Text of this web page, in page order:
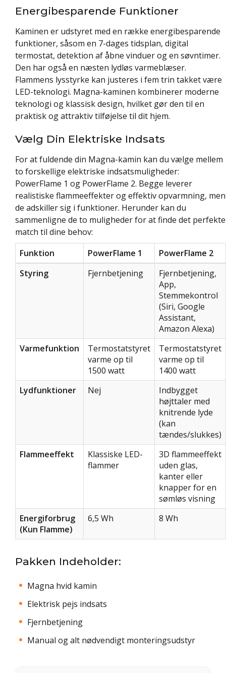
Energibesparende Funktioner
Kaminen er udstyret med en række energibesparende
funktioner, såsom en 7-dages tidsplan, digital
termostat, detektion af åbne vinduer og en søvntimer.
Den har også en næsten lydløs varmeblæser.
Flammens lysstyrke kan justeres i fem trin takket være
LED-teknologi. Magna-kaminen kombinerer moderne
teknologi og klassisk design, hvilket gør den til en
praktisk og attraktiv tilføjelse til dit hjem.
Vælg Din Elektriske Indsats
For at fuldende din Magna-kamin kan du vælge mellem
to forskellige elektriske indsatsmuligheder:
PowerFlame 1 og PowerFlame 2. Begge leverer
realistiske flammeeffekter og effektiv opvarmning, men
de adskiller sig i funktioner. Herunder kan du
sammenligne de to muligheder for at finde det perfekte
match til dine behov:
Funktion
PowerFlame 1
PowerFlame 2
Styring
Fjernbetjening
Fjernbetjening,
App,
Stemmekontrol
(Siri, Google
Assistant,
Amazon Alexa)
Varmefunktion
Termostatstyret
varme op til
1500 watt
Termostatstyret
varme op til
1400 watt
Lydfunktioner
Nej
Indbygget
højttaler med
knitrende lyde
(kan
tændes/slukkes)
Flammeeffekt
Klassiske LED-
flammer
3D flammeeffekt
uden glas,
kanter eller
knapper for en
sømløs visning
Energiforbrug
(Kun Flamme)
6,5 Wh 8 Wh
Pakken Indeholder:
Magna hvid kamin
Elektrisk pejs indsats
Fjernbetjening
Manual og alt nødvendigt monteringsudstyr